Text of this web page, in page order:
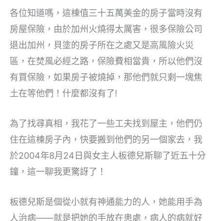
各位知道嗎，這棟值三十五萬美金的房子當時沒有
房屋保險，由於加州火燒得太厲害，很多保險公司
退出加州，貝塗的房子所在之處又是高風險火災
區，在焚風必經之路，保險費相當貴，所以他們沒
有買保險，如果房子被燒掉，那他們就只剩一塊焦
土在等他們！什麼都沒有了!
為了找尋真相，我花了一些工夫找到屋主，他們仍
住在這棟房子內，快要搬到他們的另一個家去，我
於2004年8月24日與女主人板德兒斯聊了近五十分
鐘，這一聊我更驚訝了！
板德兒斯是個從小就有神通能力的人，她能用手為
人治病——就是把她的手放在患處，病人的病就好